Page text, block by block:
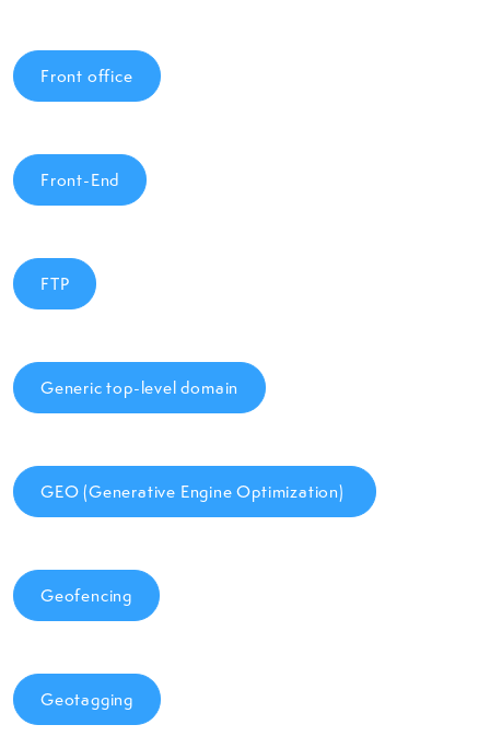
Front office
Front-End
FTP
Generic top-level domain
GEO (Generative Engine Optimization)
Geofencing
Geotagging